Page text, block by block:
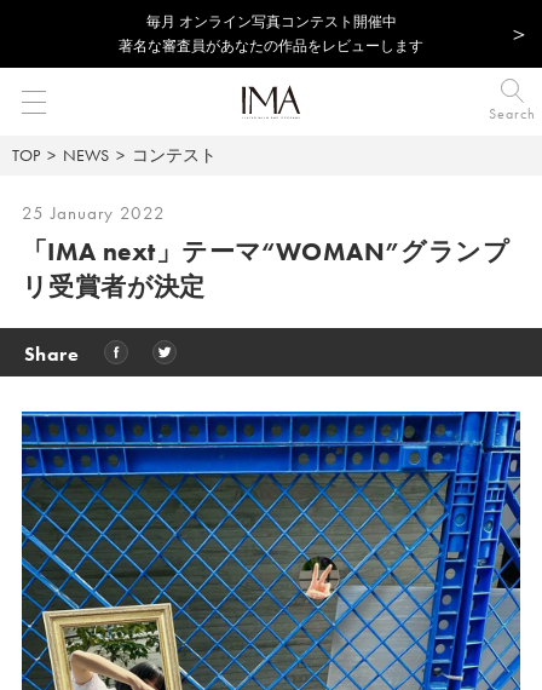
毎⽉ オンライン写真コンテスト開催中
著名な審査員があなたの作品をレビューします
Search
TOP NEWS コンテスト
25 January 2022
「IMA next」テーマ“WOMAN”グランプ
リ受賞者が決定
Share